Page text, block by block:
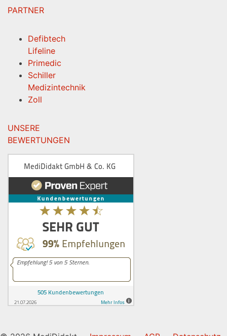
PARTNER
Defibtech
Lifeline
Primedic
Schiller
Medizintechnik
Zoll
UNSERE
BEWERTUNGEN